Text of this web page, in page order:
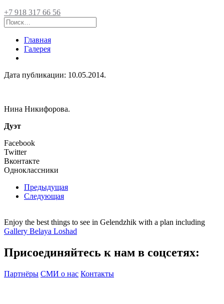
+7 918 317 66 56
Главная
Галерея
Дата публикации: 10.05.2014.
Нина Никифорова.
Дуэт
Facebook
Twitter
Вконтакте
Одноклассники
Предыдущая
Следующая
Enjoy the best things to see in Gelendzhik with a plan including
Gallery Belaya Loshad
Присоединяйтесь к нам в соцсетях:
Партнёры СМИ о нас Контакты